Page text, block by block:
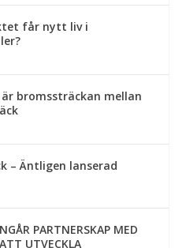
får nytt liv i
bromssträckan mellan
– Äntligen lanserad
PARTNERSKAP MED
UTVECKLA